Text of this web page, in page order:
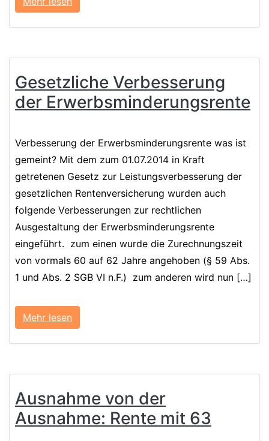
Gesetzliche Verbesserung
der Erwerbs­minderungs­rente
Verbesserung der Erwerbsminderungsrente was ist
gemeint? Mit dem zum 01.07.2014 in Kraft
getretenen Gesetz zur Leistungsverbesserung der
gesetzlichen Rentenversicherung wurden auch
folgende Verbesserungen zur rechtlichen
Ausgestaltung der Erwerbsminderungsrente
eingeführt. zum einen wurde die Zurechnungszeit
von vormals 60 auf 62 Jahre angehoben (§ 59 Abs.
1 und Abs. 2 SGB VI n.F.) zum anderen wird nun […]
Mehr lesen
Ausnahme von der
Ausnahme: Rente mit 63